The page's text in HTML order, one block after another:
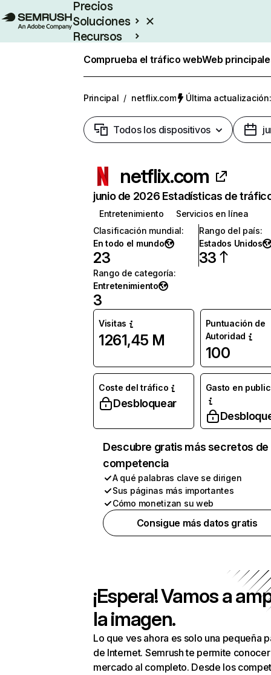
Precios
Soluciones
Recursos
Comprueba el tráfico webWeb
Principal / netflix.com Última
Todos los dispositivos
netflix.com
junio de 2026 Estadísticas de
Entretenimiento
Servicios en línea
Clasificación mundial:
En todo el mundo
23
Rango del país:
Estados Unidos
33
Rango de categoría:
Entretenimiento
3
Visitas
1261,45 M
Puntuación de
Autoridad
100
Coste del tráfico
Desbloquear
Gasto en
Descubre gratis más secretos de
competencia
A qué palabras clave se dirigen
Sus páginas más importantes
Cómo monetizan su web
Consigue más datos gratis
¡Espera! Vamos a
la imagen.
Lo que ves ahora es solo una pequeña
de Internet. Semrush te permite
mercado al completo. Desde los